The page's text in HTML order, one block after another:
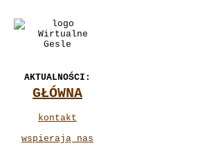
AKTUALNOŚCI:
GŁÓWNA
kontakt
wspierają nas